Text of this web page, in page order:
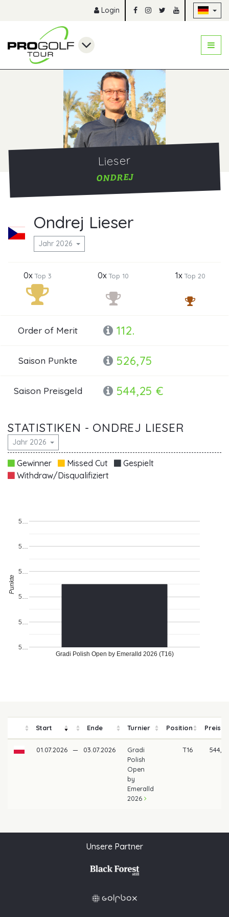
Login
Lieser
ONDREJ
Ondrej Lieser
Jahr 2026
0xTop 3 0xTop 10 1xTop 20
Order of Merit 112.
Saison Punkte 526,75
Saison Preisgeld 544,25 €
STATISTIKEN - ONDREJ LIESER
Jahr 2026
Gewinner Missed Cut
Gespielt
Withdraw/Disqualifiziert
Gradi Polish Open by Emeralld 2026 (T16)
5…
5…
5…
5…
5…
5…
Punkte
Start Ende Turnier Position
01.07.2026 — 03.07.2026
Gradi
Polish
Open
by
Emeralld
2026
T16
Unsere Partner